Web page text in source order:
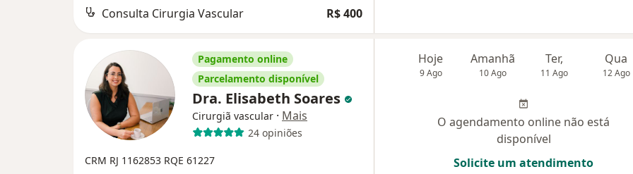
Consulta Cirurgia Vascular R$ 400
Pagamento online
Parcelamento disponível
Dra. Elisabeth Soares
Cirurgiã vascular · Mais
24 opiniões
CRM RJ 1162853 RQE 61227
Hoje
9 Ago
Amanhã
10 Ago
Ter,
11 Ago
Qua
12 Ago
O agendamento online não está
disponível
Solicite um atendimento